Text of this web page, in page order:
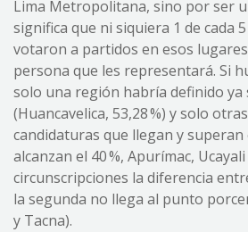
Lima Metropolitana, sino por ser
significa que ni siquiera 1 de cada
votaron a partidos en esos
persona que les representará. Si
solo una región habría definido ya
(Huancavelica, 53,28 %) y solo
candidaturas que llegan y superan
alcanzan el 40 %, Apurímac,
circunscripciones la diferencia
la segunda no llega al punto
y Tacna).